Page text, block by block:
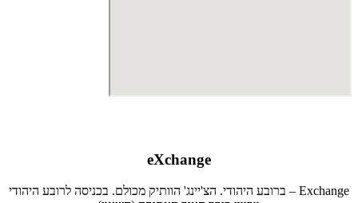
eXchange
Exchange – ברובע היהודי. הצ'יינג' הוותיק מכולם. בכניסה לרובע היהודי